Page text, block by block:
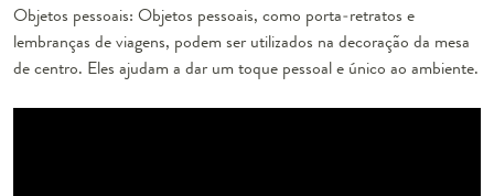
Objetos pessoais: Objetos pessoais, como porta-retratos e
lembranças de viagens, podem ser utilizados na decoração da mesa
de centro. Eles ajudam a dar um toque pessoal e único ao ambiente.